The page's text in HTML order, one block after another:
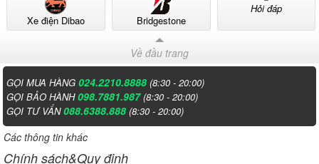
Xe điện Dibao Bridgestone
Hỏi đáp
Về đầu trang
GỌI MUA HÀNG024.2210.8888 (8:30 - 20:00)
GỌI BẢO HÀNH098.7881.987 (8:30 - 20:00)
GỌI TƯ VẤN088.6388.888 (8:30 - 20:00)
Các thông tin khác
Chính sách&Quy định